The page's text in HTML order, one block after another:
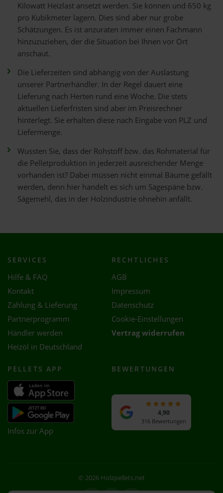
Kilowatt Heizlast ansetzt werden. Sie können und 650 kg
pro Kubikmeter lagern. Dies sind aber nur grobe
Schätzungen. Es ist anzuraten immer einen Fachmann
hinzuzuziehen, der die Situation bei Ihnen vor Ort
anschaut.
Die Lieferzeiten sind abhängig von der Auslastung
unserer Partnerhändler. In der Regel dauert eine
Lieferung nach Herten rund eine Woche. Die stets
aktuellen Lieferfristen sind aber im Preisrechner
hinterlegt. Sie erhalten diese nach Eingabe von PLZ und
Liefermenge.
Wussten Sie, dass der Rohstoff bzw. das Rohmaterial für
die Pelletproduktion in jederzeit ausreichender Menge
vorhanden ist? Dabei müssen nicht einmal Bäume gefällt
werden, denn hier handelt es sich um Sägespäne bzw.
Sägemehl, das in der Holzindustrie ohnehin anfällt.
SERVICES
Hilfe & FAQ
Kontakt
Zahlung & Lieferung
Partnerprogramm
Händler werden
Heizöl in Deutschland
RECHTLICHES
AGB
Impressum
Datenschutz
Cookie-Einstellungen
Vertrag widerrufen
PELLETS APP
Infos zur App
BEWERTUNGEN
4,90
316 Bewertungen
© 2026 Holzpellets.net